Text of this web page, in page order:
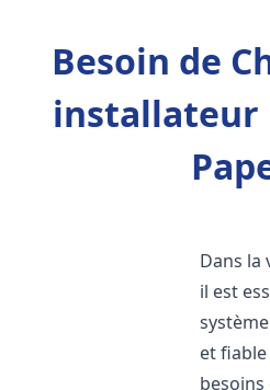
Besoin de
installateur
Dans la
il est
et